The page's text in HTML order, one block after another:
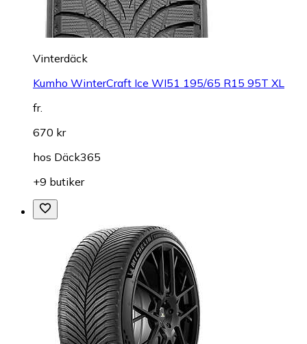
Vinterdäck
Kumho WinterCraft Ice WI51 195/65 R15 95T XL
fr.
670 kr
hos Däck365
+9 butiker